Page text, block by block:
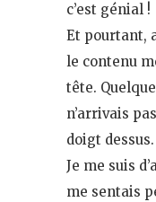
c’est génial !
Et pourtant,
le contenu
tête.
n’arrivais
doigt dessus.
Je me suis
me sentais